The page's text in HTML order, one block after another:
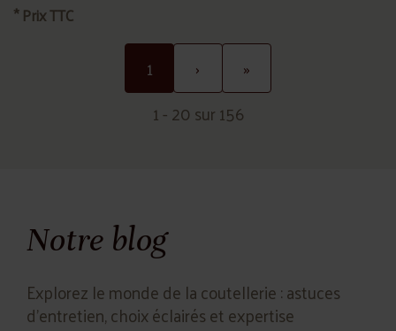
* Prix TTC
1 ›
»
1 - 20 sur 156
Notre blog
Explorez le monde de la coutellerie : astuces
d'entretien, choix éclairés et expertise